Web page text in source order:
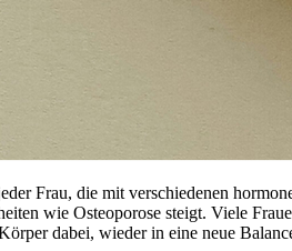
Frau, die mit verschiedenen
wie Osteoporose steigt. Viele
dabei, wieder in eine neue